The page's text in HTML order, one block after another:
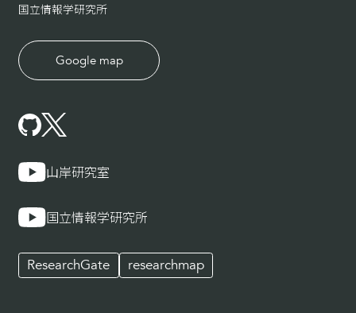
国立情報学研究所
Google map
山岸研究室
国立情報学研究所
ResearchGate researchmap